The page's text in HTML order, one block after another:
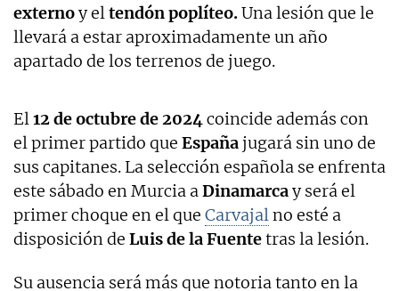
externoy eltendón poplíteo.Una lesión que le
llevará a estar aproximadamente un año
apartado de los terrenos de juego.
El12 de octubre de 2024coincide además con
el primer partido que Españajugará sin uno de
sus capitanes. La selección española se enfrenta
este sábado en Murcia aDinamarcay será el
primer choque en el que Carvajalno esté a
disposición de Luis de la Fuentetras la lesión.
Su ausencia será más que notoria tanto en la